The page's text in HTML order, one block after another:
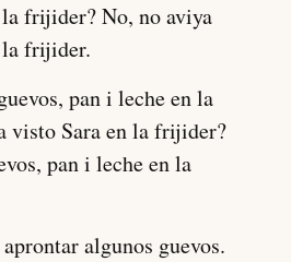
frijider? No, no aviya
la frijider.
pan i leche en la
visto Sara en la frijider?
pan i leche en la
algunos guevos.